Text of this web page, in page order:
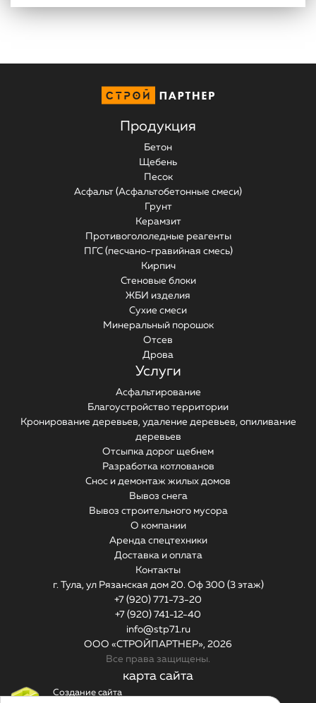
Продукция
Бетон
Щебень
Песок
Асфальт (Асфальтобетонные смеси)
Грунт
Керамзит
Противогололедные реагенты
ПГС (песчано-гравийная смесь)
Кирпич
Стеновые блоки
ЖБИ изделия
Сухие смеси
Минеральный порошок
Отсев
Дрова
Услуги
Асфальтирование
Благоустройство территории
Кронирование деревьев, удаление деревьев, опиливание
деревьев
Отсыпка дорог щебнем
Разработка котлованов
Снос и демонтаж жилых домов
Вывоз снега
Вывоз строительного мусора
О компании
Аренда спецтехники
Доставка и оплата
Контакты
г. Тула, ул Рязанская дом 20. Оф 300 (3 этаж)
+7 (920) 771-73-20
+7 (920) 741-12-40
info@stp71.ru
ООО «СТРОЙПАРТНЕР», 2026
Все права защищены.
карта сайта
Создание сайта